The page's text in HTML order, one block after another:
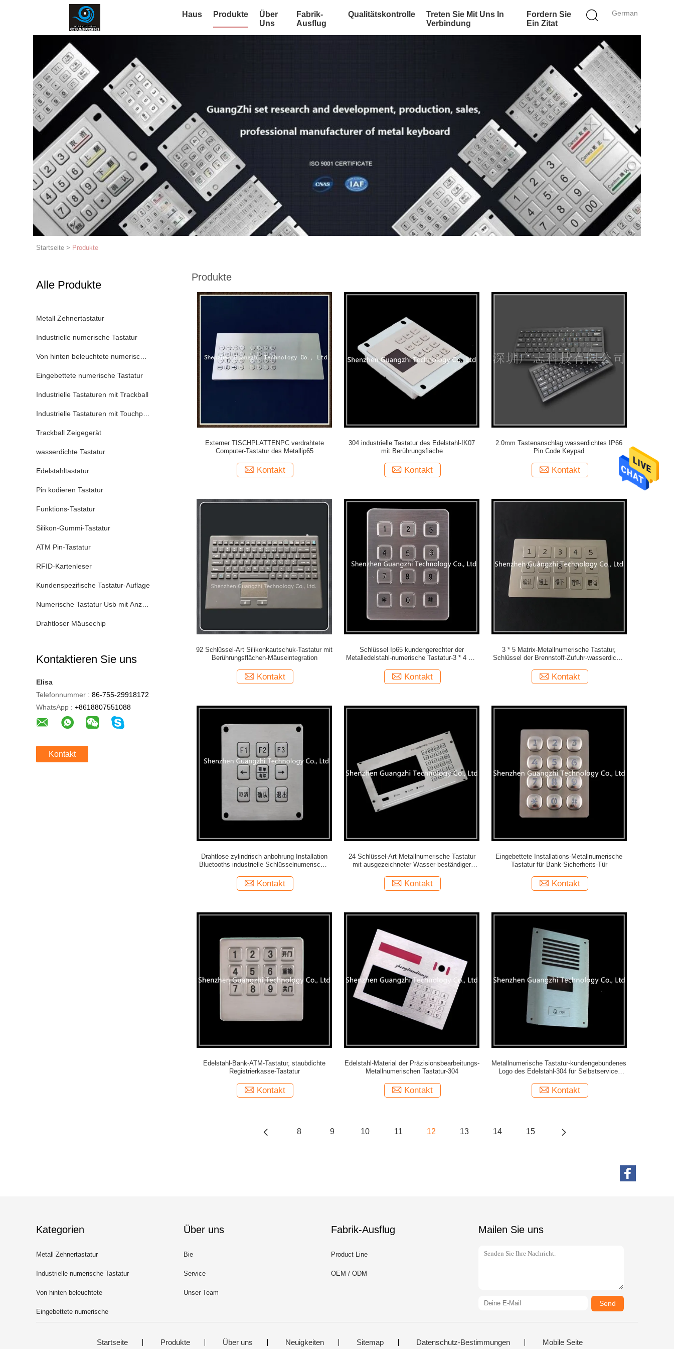
German
Haus Produkte
Über
Uns
Fabrik-
Ausflug
Qualitätskontrolle
Treten Sie Mit Uns In
Verbindung
Fordern Sie
Ein Zitat
Startseite > Produkte
Alle Produkte
Metall Zehnertastatur
Industrielle numerische Tastatur
Von hinten beleuchtete numerische Tastatur
Eingebettete numerische Tastatur
Industrielle Tastaturen mit Trackball
Industrielle Tastaturen mit Touchpad
Trackball Zeigegerät
wasserdichte Tastatur
Edelstahltastatur
Pin kodieren Tastatur
Funktions-Tastatur
Silikon-Gummi-Tastatur
ATM Pin-Tastatur
RFID-Kartenleser
Kundenspezifische Tastatur-Auflage
Numerische Tastatur Usb mit Anzeige
Drahtloser Mäusechip
Kontaktieren Sie uns
Elisa
Telefonnummer : 86-755-29918172
WhatsApp : +8618807551088
Kontakt
Produkte
Externer TISCHPLATTENPC verdrahtete
Computer-Tastatur des Metallip65
Kontakt
304 industrielle Tastatur des Edelstahl-IK07
mit Berührungsfläche
Kontakt
2.0mm Tastenanschlag wasserdichtes IP66
Pin Code Keypad
Kontakt
92 Schlüssel-Art Silikonkautschuk-Tastatur mit
Berührungsflächen-Mäuseintegration
Kontakt
Schlüssel Ip65 kundengerechter der
Metalledelstahl-numerische Tastatur-3 * 4 der
Kontakt
3 * 5 Matrix-Metallnumerische Tastatur,
Schlüssel der Brennstoff-Zufuhr-wasserdichte
Kontakt
Drahtlose zylindrisch anbohrung Installation
Bluetooths industrielle Schlüsselnumerischer
Kontakt
24 Schlüssel-Art Metallnumerische Tastatur
mit ausgezeichneter Wasser-beständiger
Kontakt
Eingebettete Installations-Metallnumerische
Tastatur für Bank-Sicherheits-Tür
Kontakt
Edelstahl-Bank-ATM-Tastatur, staubdichte
Registrierkasse-Tastatur
Kontakt
Edelstahl-Material der Präzisionsbearbeitungs-
Metallnumerischen Tastatur-304
Kontakt
Metallnumerische Tastatur-kundengebundenes
Logo des Edelstahl-304 für Selbstservice-
Kontakt
8 9 10 11 12 13 14 15
Kategorien
Metall Zehnertastatur
Industrielle numerische Tastatur
Von hinten beleuchtete
numerische Tastatur
Eingebettete numerische
Über uns
Bie
Service
Unser Team
Fabrik-Ausflug
Product Line
OEM / ODM
Mailen Sie uns
Send
Startseite Produkte Über uns Neuigkeiten Sitemap Datenschutz-Bestimmungen Mobile Seite